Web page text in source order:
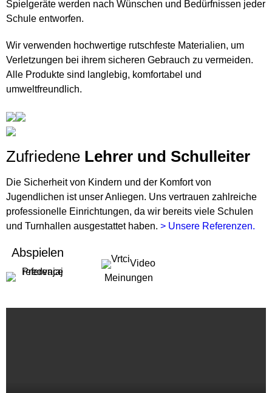
Spielgeräte werden nach Wünschen und Bedürfnissen jeder
Schule entworfen.
Wir verwenden hochwertige rutschfeste Materialien, um
Verletzungen bei ihrem sicheren Gebrauch zu vermeiden.
Alle Produkte sind langlebig, komfortabel und
umweltfreundlich.
Zufriedene Lehrer und Schulleiter
Die Sicherheit von Kindern und der Komfort von
Jugendlichen ist unser Anliegen. Uns vertrauen zahlreiche
professionelle Einrichtungen, da wir bereits viele Schulen
und Turnhallen ausgestattet haben. > Unsere Referenzen.
Abspielen
Video
Meinungen